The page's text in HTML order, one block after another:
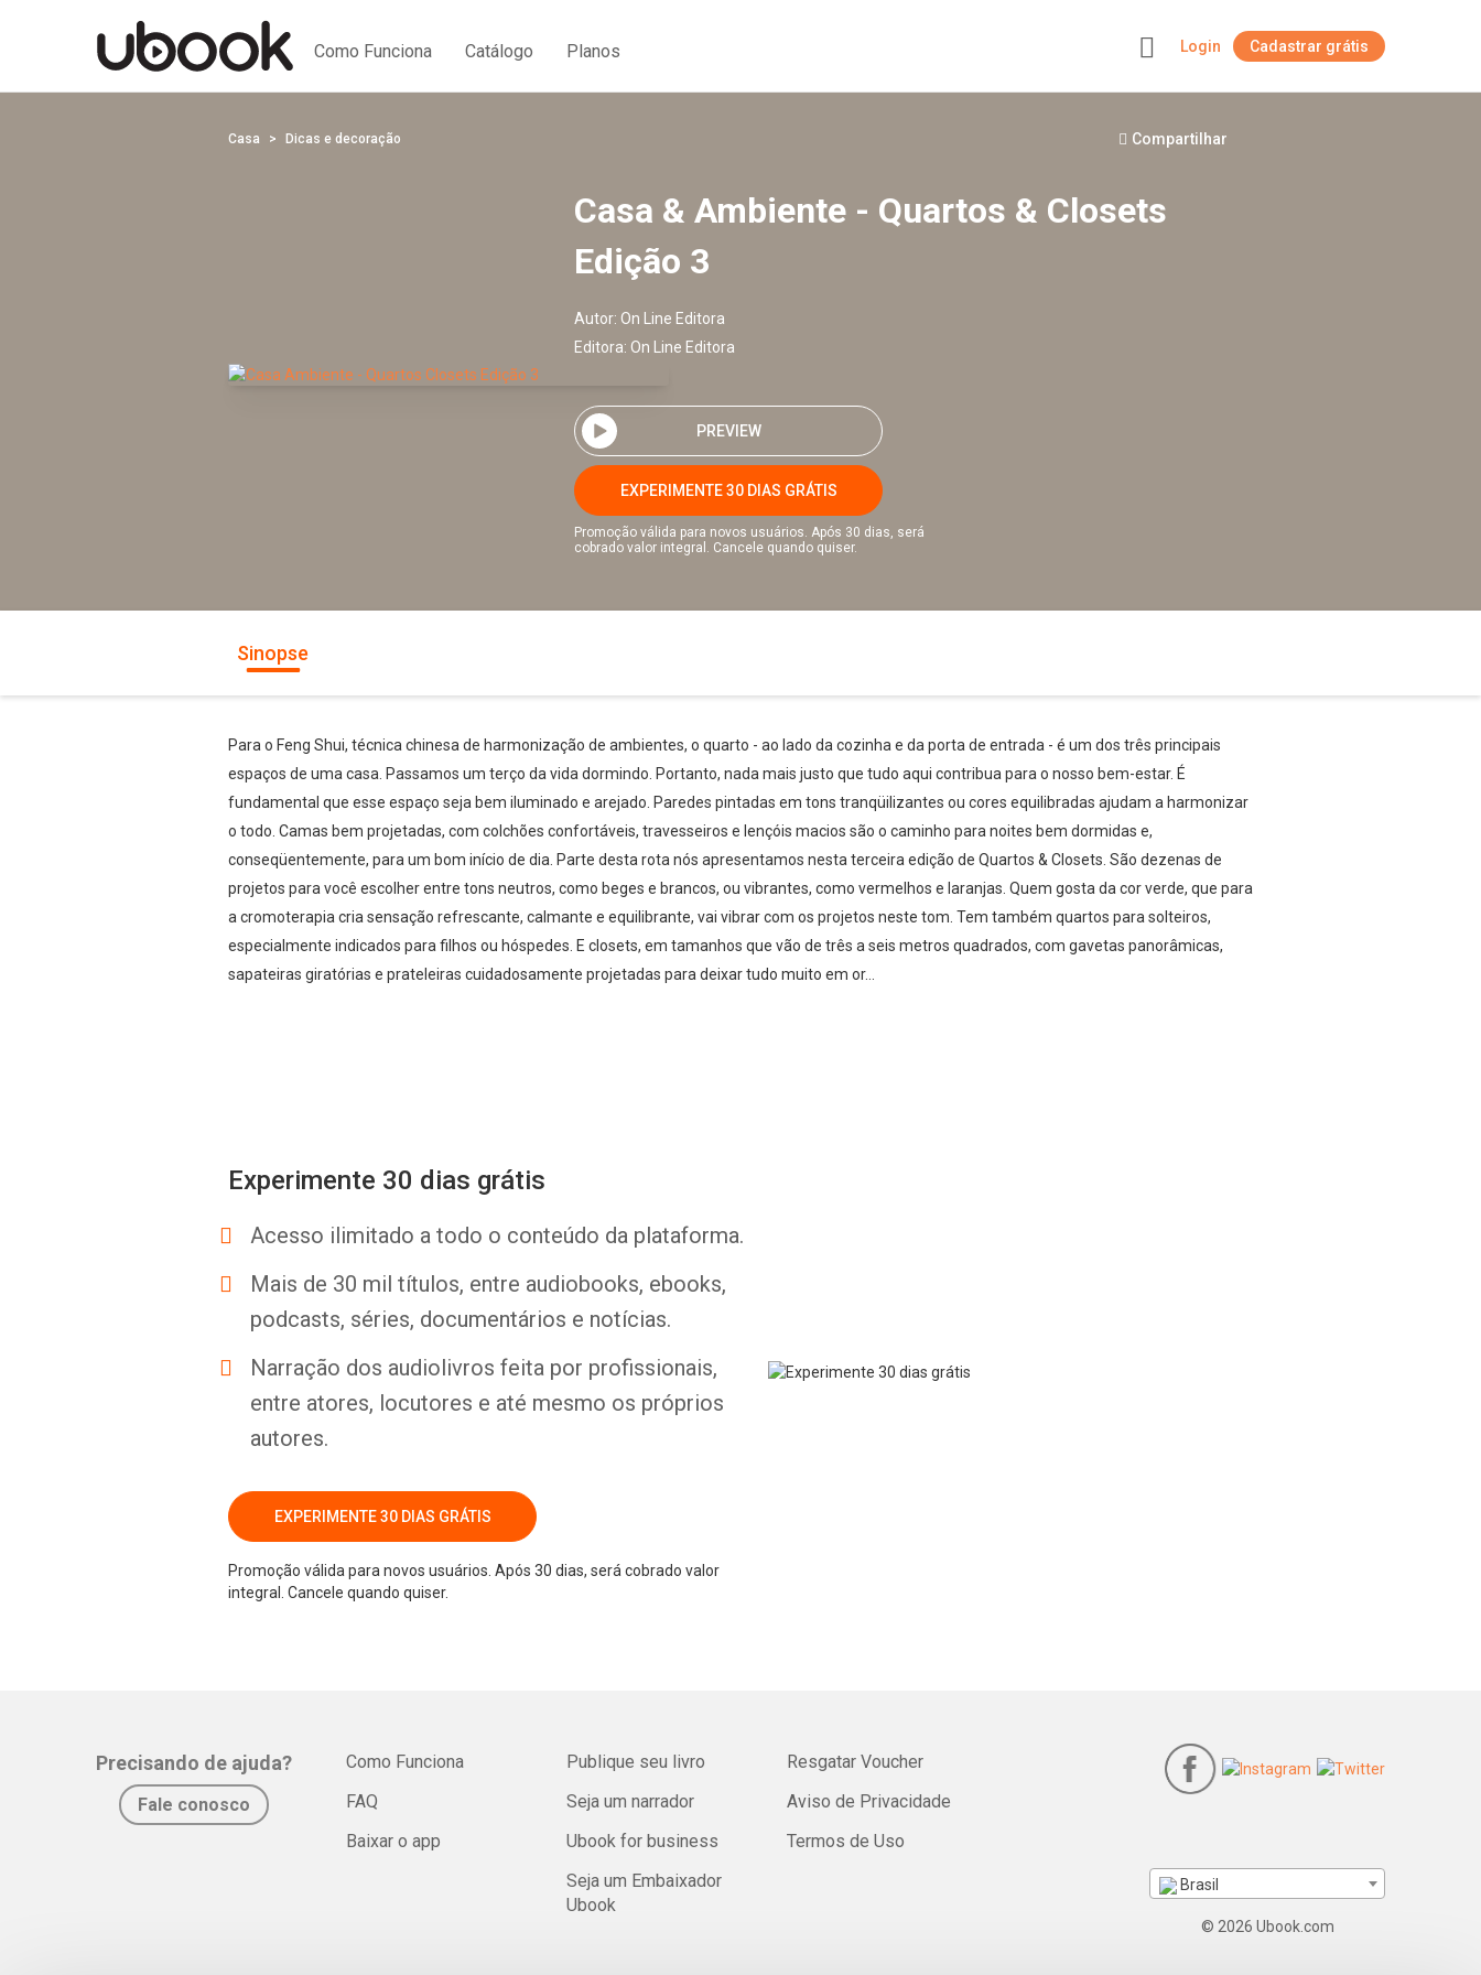
Como Funciona Catálogo Planos Login Cadastrar grátis
Casa Dicas e decoração Compartilhar
Casa & Ambiente - Quartos & Closets
Edição 3
Autor: On Line Editora
Editora: On Line Editora
PREVIEW
EXPERIMENTE 30 DIAS GRÁTIS
Promoção válida para novos usuários. Após 30 dias, será
cobrado valor integral. Cancele quando quiser.
Sinopse
Para o Feng Shui, técnica chinesa de harmonização de ambientes, o quarto - ao lado da cozinha e da porta de entrada - é um dos três principais
espaços de uma casa. Passamos um terço da vida dormindo. Portanto, nada mais justo que tudo aqui contribua para o nosso bem-estar. É
fundamental que esse espaço seja bem iluminado e arejado. Paredes pintadas em tons tranqüilizantes ou cores equilibradas ajudam a harmonizar
o todo. Camas bem projetadas, com colchões confortáveis, travesseiros e lençóis macios são o caminho para noites bem dormidas e,
conseqüentemente, para um bom início de dia. Parte desta rota nós apresentamos nesta terceira edição de Quartos & Closets. São dezenas de
projetos para você escolher entre tons neutros, como beges e brancos, ou vibrantes, como vermelhos e laranjas. Quem gosta da cor verde, que para
a cromoterapia cria sensação refrescante, calmante e equilibrante, vai vibrar com os projetos neste tom. Tem também quartos para solteiros,
especialmente indicados para filhos ou hóspedes. E closets, em tamanhos que vão de três a seis metros quadrados, com gavetas panorâmicas,
sapateiras giratórias e prateleiras cuidadosamente projetadas para deixar tudo muito em or...
Experimente 30 dias grátis
Acesso ilimitado a todo o conteúdo da plataforma.
Mais de 30 mil títulos, entre audiobooks, ebooks,
podcasts, séries, documentários e notícias.
Narração dos audiolivros feita por profissionais,
entre atores, locutores e até mesmo os próprios
autores.
EXPERIMENTE 30 DIAS GRÁTIS
Promoção válida para novos usuários. Após 30 dias, será cobrado valor
integral. Cancele quando quiser.
Precisando de ajuda?
Fale conosco
Como Funciona
FAQ
Baixar o app
Publique seu livro
Seja um narrador
Ubook for business
Seja um Embaixador
Ubook
Resgatar Voucher
Aviso de Privacidade
Termos de Uso
Brasil
© 2026 Ubook.com